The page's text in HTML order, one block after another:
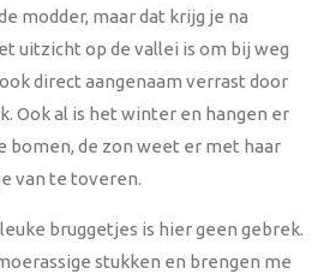
modder, maar dat krijg je na
uitzicht op de vallei is om bij weg
direct aangenaam verrast door
Ook al is het winter en hangen er
bomen, de zon weet er met haar
van te toveren.
bruggetjes is hier geen gebrek.
stukken en brengen me